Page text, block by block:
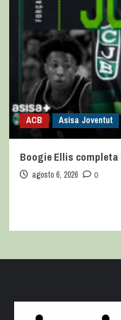
ACB Asisa Joventut
Boogie Ellis
agosto 6, 2026 0